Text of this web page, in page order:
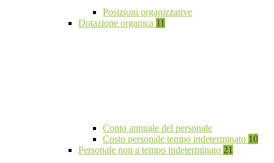
Posizioni organizzative
Dotazione organica 11
Conto annuale del personale
Costo personale tempo indeterminato 10
Personale non a tempo indeterminato 21